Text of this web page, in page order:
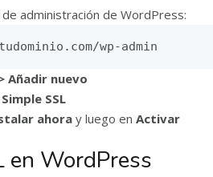
de administración de WordPress:
wp-admin
Añadir nuevo
SSL
ahora y luego en Activar
en WordPress